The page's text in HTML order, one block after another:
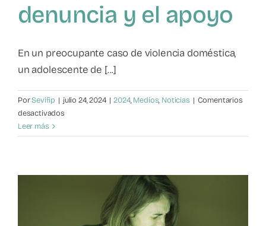
denuncia y el apoyo
En un preocupante caso de violencia doméstica,
un adolescente de [...]
PorSevifip | julio 24, 2024 | 2024,Medios, Noticias | Comentarios
desactivadosen
importancia
denuncia
Leer más